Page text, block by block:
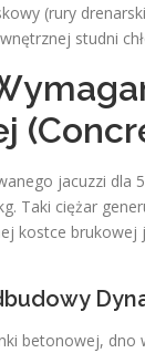
(rury
studni
jacuzzi dla
Taki ciężar
kostce
betonowej,